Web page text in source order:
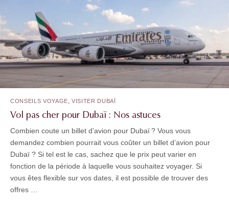
Vol pas cher pour Dubaï : Nos astuces
Combien coute un billet d’avion pour Dubaï ? Vous vous
demandez combien pourrait vous coûter un billet d’avion pour
Dubaï ? Si tel est le cas, sachez que le prix peut varier en
fonction de la période à laquelle vous souhaitez voyager. Si
vous êtes flexible sur vos dates, il est possible de trouver des
offres …
CONSEILS VOYAGE,VISITER DUBAÏ